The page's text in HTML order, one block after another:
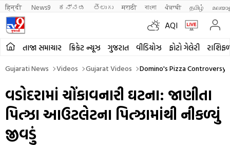
हिन्दी News9 ಕನ್ನಡ తెలుగు मराठी বাংলা ਪੰਜਾਬੀ தமிழ்
AQI
તાજા સમાચાર ક્રિકેટ ન્યૂઝ ગુજરાત વીડિયોઝ ફોટો ગેલેરી
Gujarati News Videos Gujarat Videos Domino's Pizza Controversy
વડોદરામાં ચોંકાવનારી ઘટના: જાણીતા
પિત્ઝા આઉટલેટના પિત્ઝામાંથી નીકળ્યું
જીવડું